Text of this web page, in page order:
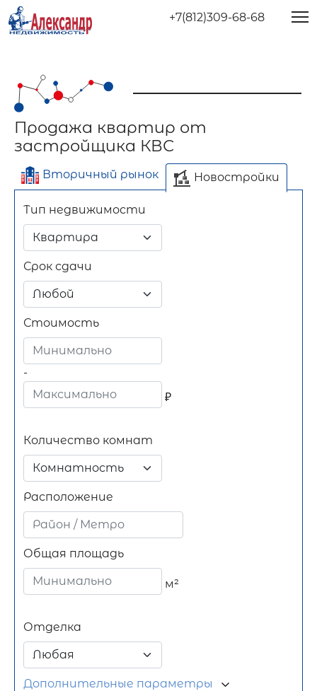
+7(812)309-68-68
Продажа квартир от
застройщика КВС
Вторичный рынок Новостройки
Тип недвижимости
Срок сдачи
Стоимость
-
₽
Длительный срок
Количество комнат
Комнатность
Расположение
Общая площадь
м²
Отдельно стоящее
здание
Только
переуступки
переуступок
Отделка
Дополнительные параметры